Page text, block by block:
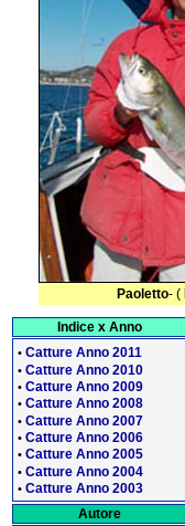
Indice x Anno
• Catture Anno 2011
• Catture Anno 2010
• Catture Anno 2009
• Catture Anno 2008
• Catture Anno 2007
• Catture Anno 2006
• Catture Anno 2005
• Catture Anno 2004
• Catture Anno 2003
Autore
Paoletto- (